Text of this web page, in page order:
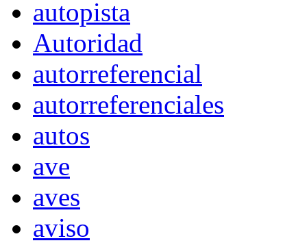
autopista
Autoridad
autorreferencial
autorreferenciales
autos
ave
aves
aviso